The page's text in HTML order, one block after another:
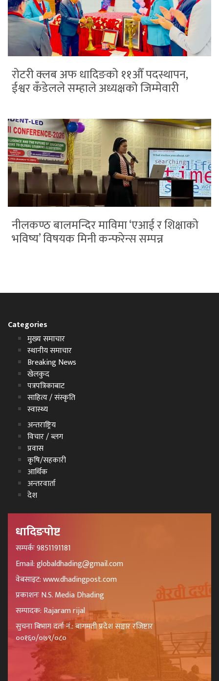
रोटरी क्लब अफ धादिङको ११औँ पदस्थापन,
ईश्वर कँडेलले सम्हाले अध्यक्षको जिम्मेवारी
नीलकण्ठ बालमन्दिर माविमा ‘एआई र शिक्षाको
भविष्य’ विषयक मिनी कन्फरेन्स सम्पन्न
Categories
मुख्य समाचार
स्थानीय समाचार
Breaking News
खेलकुद
पत्रपत्रिकाबाट
साहित्य / संस्कृति
स्वास्थ्य
अन्तराष्ट्रिय
विचार / ब्लग
प्रवास
कृषि/सहकारी
आर्थिक
अन्तरवार्ता
देश
धादिङपोष्ट
सम्पर्कः 9851191181
Email: globaldhading@gmail.com
वेबसाइट: www.dhadingpost.com
प्रकाशनः N.S. Media Dhading
सम्पादक: Rajaram rijal
सुचना बिभाग दर्ता नं.: बागमती प्रदेश सञ्चार रजिष्टार
००१६०/०७९/०८०